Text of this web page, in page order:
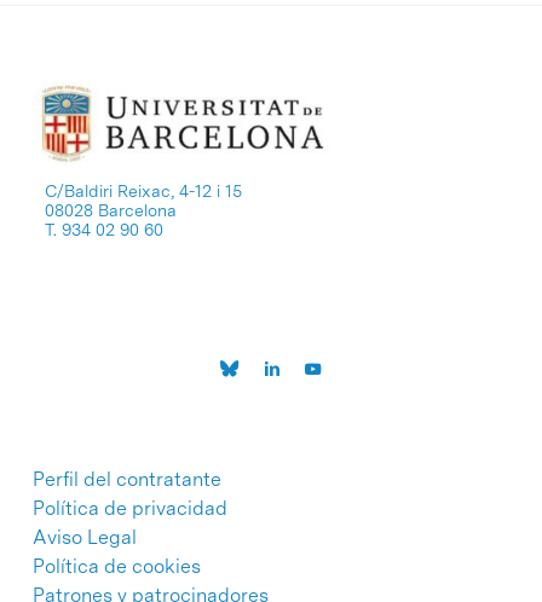
C/Baldiri Reixac, 4-12 i 15
08028 Barcelona
T. 934 02 90 60
Perfil del contratante
Política de privacidad
Aviso Legal
Política de cookies
Patrones y patrocinadores